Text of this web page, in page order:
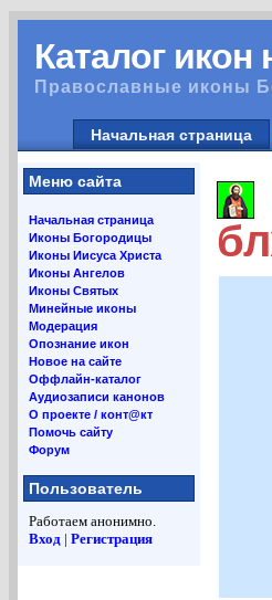
Каталог икон
Православные иконы
Начальная страница
Меню сайта
Начальная страница
Иконы Богородицы
Иконы Иисуса Христа
Иконы Ангелов
Иконы Святых
Минейные иконы
Модерация
Опознание икон
Новое на сайте
Оффлайн-каталог
Аудиозаписи канонов
О проекте / конт@кт
Помочь сайту
Форум
Пользователь
Работаем анонимно.
Вход | Регистрация